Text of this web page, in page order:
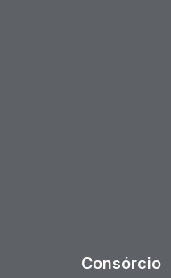
Consórcio